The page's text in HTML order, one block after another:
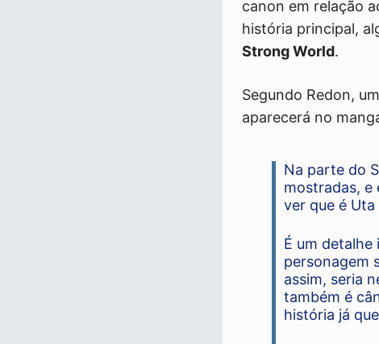
canon em relação
história principal,
Strong World.
Segundo Redon,
aparecerá no
Na parte do
mostradas, e
ver que é
É um detalhe
personagem
assim, seria
também é
história já